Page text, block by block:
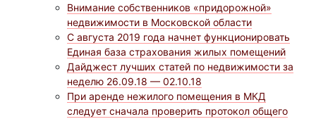
Внимание собственников «придорожной»
недвижимости в Московской области
С августа 2019 года начнет функционировать
Единая база страхования жилых помещений
Дайджест лучших статей по недвижимости за
неделю 26.09.18 — 02.10.18
При аренде нежилого помещения в МКД
следует сначала проверить протокол общего